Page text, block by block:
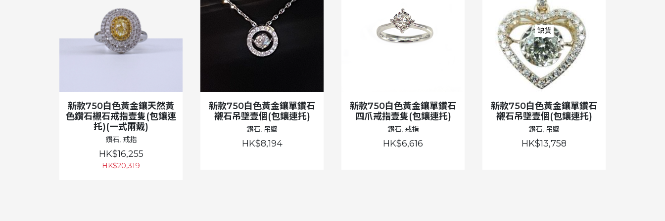
新款750白色黃金鑲天然黃
色鑽石襯石戒指壹隻(包鑲連
托)(一式兩戴)
鑽石, 戒指
HK$16,255
HK$20,319
新款750白色黃金鑲單鑽石
襯石吊墜壹個(包鑲連托)
鑽石, 吊墜
HK$8,194
新款750白色黃金鑲單鑽石
四爪戒指壹隻(包鑲連托)
鑽石, 戒指
HK$6,616
缺貨
新款750白色黃金鑲單鑽石
襯石吊墜壹個(包鑲連托)
鑽石, 吊墜
HK$13,758